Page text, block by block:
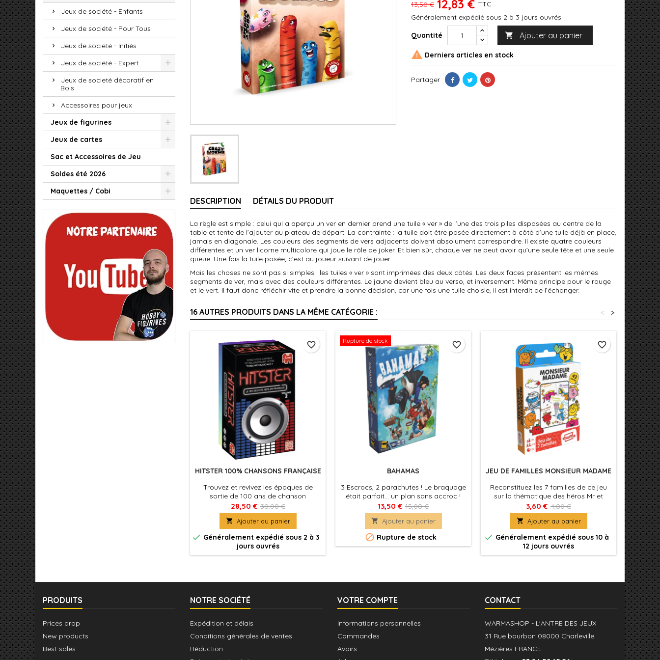
Jeux de société - Enfants
Jeux de société - Pour Tous
Jeux de société - Initiés
Jeux de société - Expert
Jeux de societé décoratif en
Bois
Accessoires pour jeux
Jeux de figurines
Jeux de cartes
Sac et Accessoires de Jeu
Soldes été 2026
Maquettes / Cobi
13,50 € 12,83 € TTC
Généralement expédié sous 2 à 3 jours ouvrés
Quantité  Ajouter au panier
 Derniers articles en stock
Partager
DESCRIPTION DÉTAILS DU PRODUIT
La règle est simple : celui qui a aperçu un ver en dernier prend une tuile « ver » de l’une des trois piles disposées au centre de la
table et tente de l’ajouter au plateau de départ. La contrainte : la tuile doit être posée directement à côté d’une tuile déjà en place,
jamais en diagonale. Les couleurs des segments de vers adjacents doivent absolument correspondre. Il existe quatre couleurs
différentes et un ver licorne multicolore qui joue le rôle de joker. Et bien sûr, chaque ver ne peut avoir qu’une seule tête et une seule
queue. Une fois la tuile posée, c’est au joueur suivant de jouer.
Mais les choses ne sont pas si simples : les tuiles « ver » sont imprimées des deux côtés. Les deux faces présentent les mêmes
segments de ver, mais avec des couleurs différentes. Le jaune devient bleu au verso, et inversement. Même principe pour le rouge
et le vert. Il faut donc réfléchir vite et prendre la bonne décision, car une fois une tuile choisie, il est interdit de l’échanger.
16 AUTRES PRODUITS DANS LA MÊME CATÉGORIE : >
<
HITSTER 100% CHANSONS FRANÇAISE
Trouvez et revivez les époques de
sortie de 100 ans de chanson
française !
28,50 € 30,00 €
 Ajouter au panier
 Généralement expédié sous 2 à 3
jours ouvrés
favorite_border Rupture de stock
BAHAMAS
3 Escrocs, 2 parachutes ! Le braquage
était parfait... un plan sans accroc !
Des millions dans un sac, une fuite en
avion, oui vraiment sans accroc. Tous
commencent à se détendre, quand
soudain le moteur a des ratés. Et
l’avion commence doucement sa
chute. Oui le braquage était parfait et
13,50 € 15,00 €
 Ajouter au panier
 Rupture de stock
favorite_border
JEU DE FAMILLES MONSIEUR MADAME
Reconstituez les 7 familles de ce jeu
sur la thématique des héros Mr et
Mme. Paquet idéal à transporter
partout !
3,60 € 4,00 €
 Ajouter au panier
 Généralement expédié sous 10 à
12 jours ouvrés
favorite_border
Dans
de
vos

PRODUITS
Prices drop
New products
Best sales
NOTRE SOCIÉTÉ
Expédition et délais
Conditions générales de ventes
Réduction
VOTRE COMPTE
Informations personnelles
Commandes
Avoirs
CONTACT
WARMASHOP - L'ANTRE DES JEUX
31 Rue bourbon 08000 Charleville
Mézières FRANCE